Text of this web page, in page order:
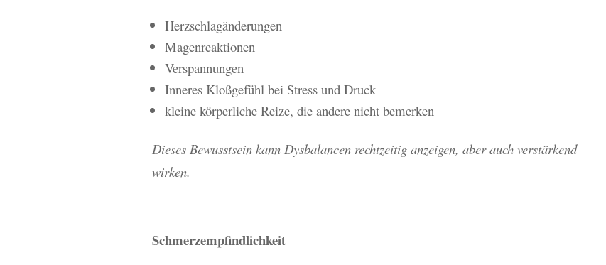
Herzschlagänderungen
Magenreaktionen
Verspannungen
Inneres Kloßgefühl bei Stress und Druck
kleine körperliche Reize, die andere nicht bemerken
Dieses Bewusstsein kann Dysbalancen rechtzeitig anzeigen, aber auch verstärkend
wirken.
Schmerzempfindlichkeit